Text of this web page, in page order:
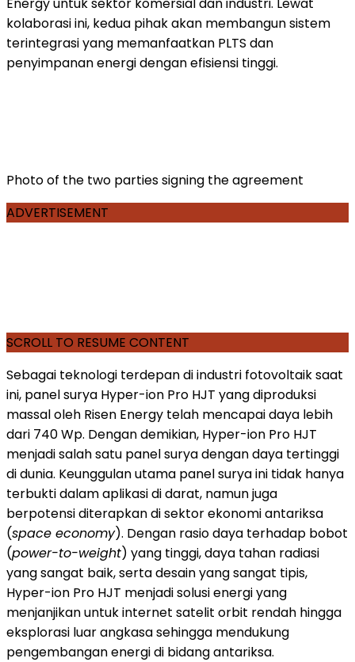
kolaborasi ini, kedua pihak akan membangun sistem
terintegrasi yang memanfaatkan PLTS dan
penyimpanan energi dengan efisiensi tinggi.
Photo of the two parties signing the agreement
ADVERTISEMENT
SCROLL TO RESUME CONTENT
Sebagai teknologi terdepan di industri fotovoltaik saat
ini, panel surya Hyper-ion Pro HJT yang diproduksi
massal oleh Risen Energy telah mencapai daya lebih
dari 740 Wp. Dengan demikian, Hyper-ion Pro HJT
menjadi salah satu panel surya dengan daya tertinggi
di dunia. Keunggulan utama panel surya ini tidak hanya
terbukti dalam aplikasi di darat, namun juga
berpotensi diterapkan di sektor ekonomi antariksa
(space economy). Dengan rasio daya terhadap bobot
(power-to-weight) yang tinggi, daya tahan radiasi
yang sangat baik, serta desain yang sangat tipis,
Hyper-ion Pro HJT menjadi solusi energi yang
menjanjikan untuk internet satelit orbit rendah hingga
eksplorasi luar angkasa sehingga mendukung
pengembangan energi di bidang antariksa.